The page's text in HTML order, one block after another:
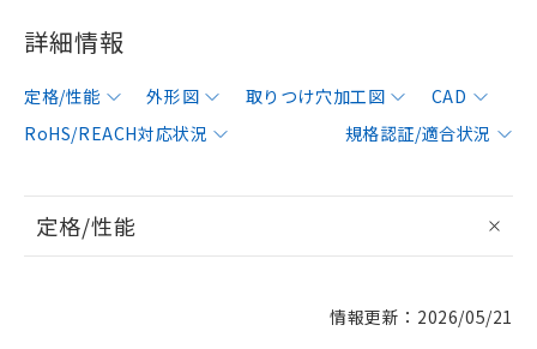
詳細情報
定格/性能 外形図 取りつけ穴加工図
CAD
RoHS/REACH対応状況
規格認証/適合状況
定格/性能
情報更新：2026/05/21